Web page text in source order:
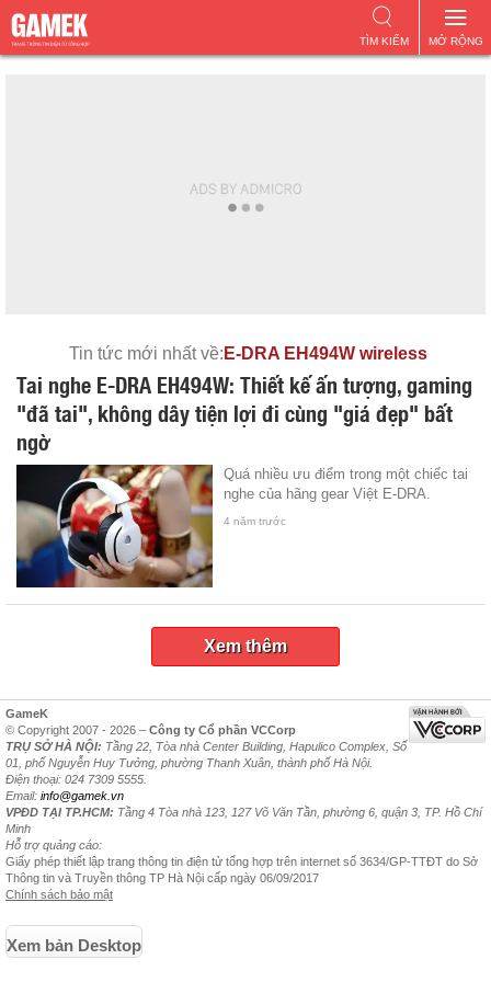
MỞ RỘNG
TÌM KIẾM
Tin tức mới nhất về: E-DRA EH494W wireless
Tai nghe E-DRA EH494W: Thiết kế ấn tượng, gaming
"đã tai", không dây tiện lợi đi cùng "giá đẹp" bất
ngờ
Quá nhiều ưu điểm trong một chiếc tai
nghe của hãng gear Việt E-DRA.
4 năm trước
Xem thêm
GameK
© Copyright 2007 - 2026 – Công ty Cổ phần VCCorp
TRỤ SỞ HÀ NỘI: Tầng 22, Tòa nhà Center Building, Hapulico Complex, Số
01, phố Nguyễn Huy Tưởng, phường Thanh Xuân, thành phố Hà Nội.
Điện thoại: 024 7309 5555.
Email: info@gamek.vn
VPĐD TẠI TP.HCM: Tầng 4 Tòa nhà 123, 127 Võ Văn Tần, phường 6, quận 3, TP. Hồ Chí
Minh
Hỗ trợ quảng cáo:
Giấy phép thiết lập trang thông tin điện tử tổng hợp trên internet số 3634/GP-TTĐT do Sở
Thông tin và Truyền thông TP Hà Nội cấp ngày 06/09/2017
Chính sách bảo mật
Xem bản Desktop